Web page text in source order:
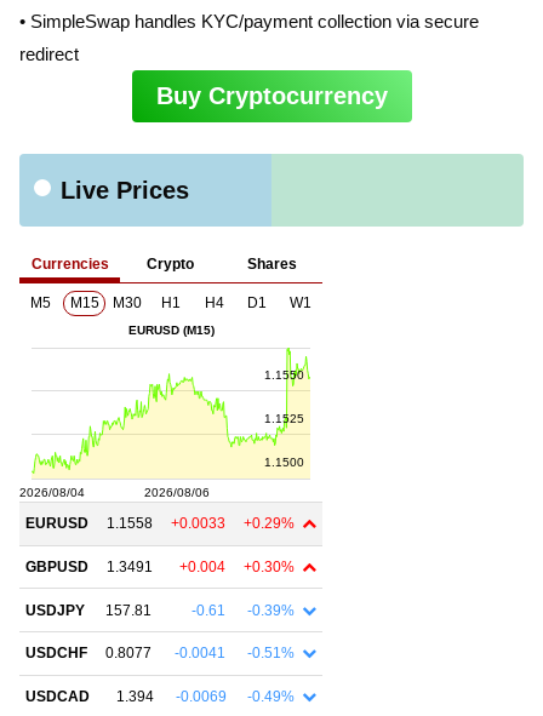
• SimpleSwap handles KYC/payment collection via secure
redirect
Buy Cryptocurrency
Live Prices